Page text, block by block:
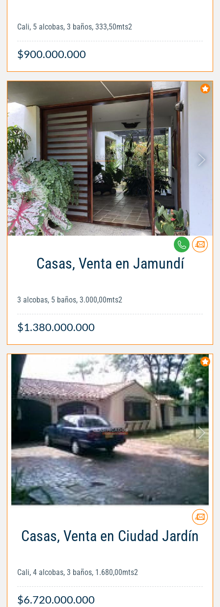
Cali, 5 alcobas, 3 baños, 333,50mts2
$900.000.000
Casas, Venta en Jamundí
3 alcobas, 5 baños, 3.000,00mts2
$1.380.000.000
Casas, Venta en Ciudad Jardín
Cali, 4 alcobas, 3 baños, 1.680,00mts2
$6.720.000.000